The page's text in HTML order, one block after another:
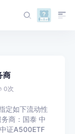
商
0次
定如下流动性
商：国泰 中
中证A500ETF